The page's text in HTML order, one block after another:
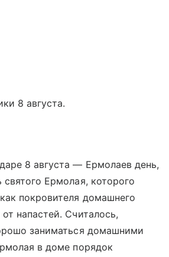
8 августа.
8 августа — Ермолаев день,
святого Ермолая, которого
покровителя домашнего
напастей. Считалось,
заниматься домашними
в доме порядок